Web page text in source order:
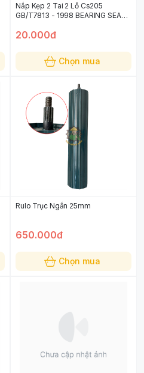
Nắp Kẹp 2 Tai 2 Lỗ Cs205
GB/T7813 - 1998 BEARING SEAT
20.000đ
Chọn mua
Rulo Trục Ngắn 25mm
650.000đ
Chọn mua